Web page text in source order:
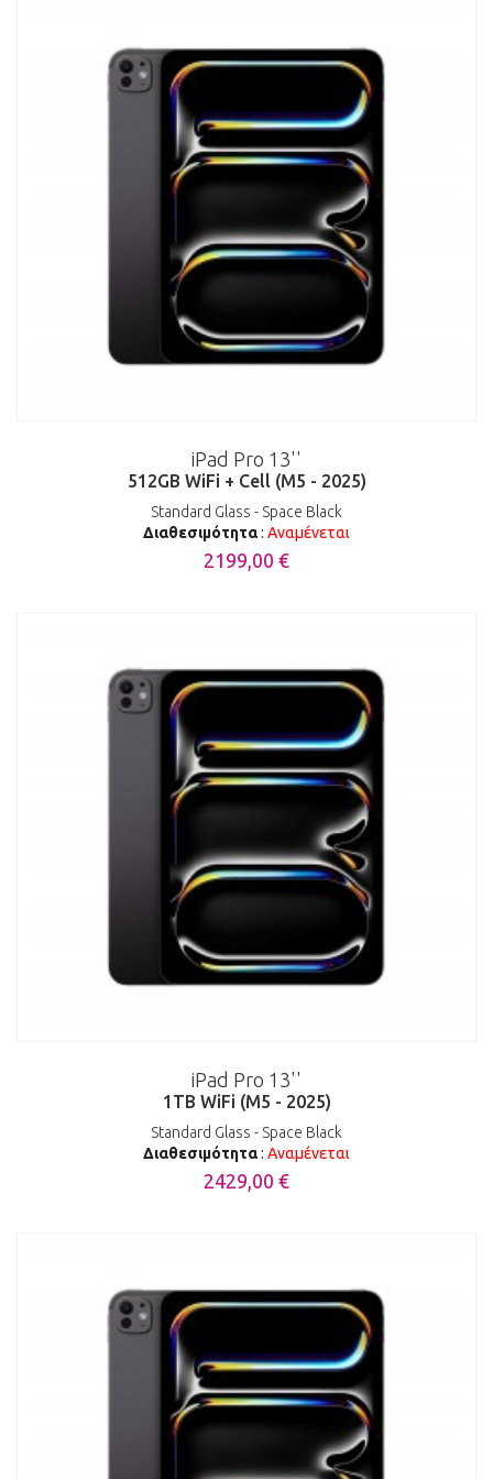
iPad Pro 13''
512GB WiFi + Cell (M5 - 2025)
Standard Glass - Space Black
Διαθεσιμότητα: Αναμένεται
2199,00 €
iPad Pro 13''
1TB WiFi (M5 - 2025)
Standard Glass - Space Black
Διαθεσιμότητα: Αναμένεται
2429,00 €